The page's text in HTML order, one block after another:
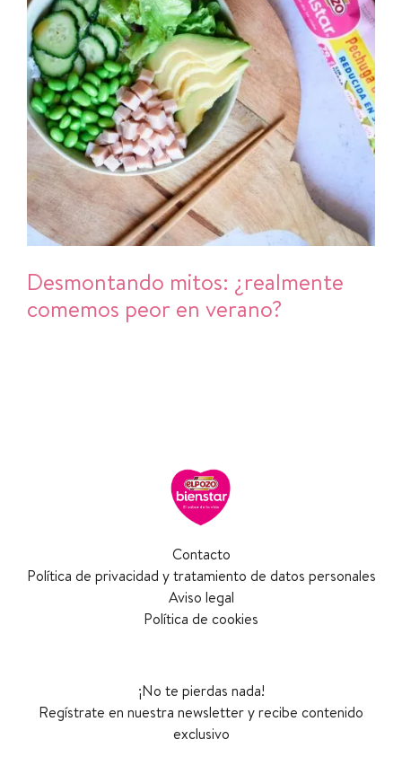
Desmontando mitos: ¿realmente
comemos peor en verano?
Contacto
Política de privacidad y tratamiento de datos personales
Aviso legal
Política de cookies
¡No te pierdas nada!
Regístrate en nuestra newsletter y recibe contenido
exclusivo